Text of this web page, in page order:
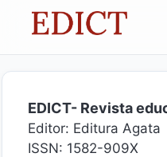
EDICT- Revista
Editor: Editura Agata
ISSN: 1582-909X